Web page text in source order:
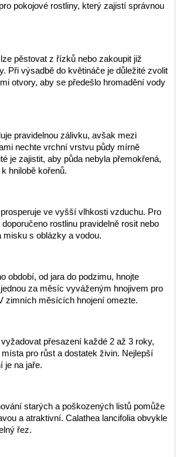
pokojové rostliny, který zajistí správnou
pěstovat z řízků nebo zakoupit již
Při výsadbě do květináče je důležité zvolit
otvory, aby se předešlo hromadění vody
pravidelnou zálivku, avšak mezi
nechte vrchní vrstvu půdy mírně
je zajistit, aby půda nebyla přemokřená,
hnilobě kořenů.
ve vyšší vlhkosti vzduchu. Pro
rostlinu pravidelně rosit nebo
misku s oblázky a vodou.
období, od jara do podzimu, hnojte
za měsíc vyváženým hnojivem pro
zimních měsících hnojení omezte.
přesazení každé 2 až 3 roky,
pro růst a dostatek živin. Nejlepší
je na jaře.
starých a poškozených listů pomůže
a atraktivní. Calathea lancifolia obvykle
řez.